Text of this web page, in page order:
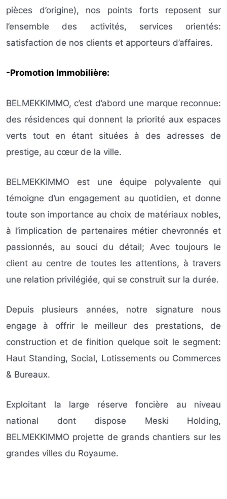
pièces d’origine), nos points forts reposent sur
l’ensemble des activités, services orientés:
satisfaction de nos clients et apporteurs d’affaires.
-Promotion Immobilière:
BELMEKKIMMO, c’est d’abord une marque reconnue:
des résidences qui donnent la priorité aux espaces
verts tout en étant situées à des adresses de
prestige, au cœur de la ville.
BELMEKKIMMO est une équipe polyvalente qui
témoigne d’un engagement au quotidien, et donne
toute son importance au choix de matériaux nobles,
à l’implication de partenaires métier chevronnés et
passionnés, au souci du détail; Avec toujours le
client au centre de toutes les attentions, à travers
une relation privilégiée, qui se construit sur la durée.
Depuis plusieurs années, notre signature nous
engage à offrir le meilleur des prestations, de
construction et de finition quelque soit le segment:
Haut Standing, Social, Lotissements ou Commerces
& Bureaux.
Exploitant la large réserve foncière au niveau
national dont dispose Meski Holding,
BELMEKKIMMO projette de grands chantiers sur les
grandes villes du Royaume.